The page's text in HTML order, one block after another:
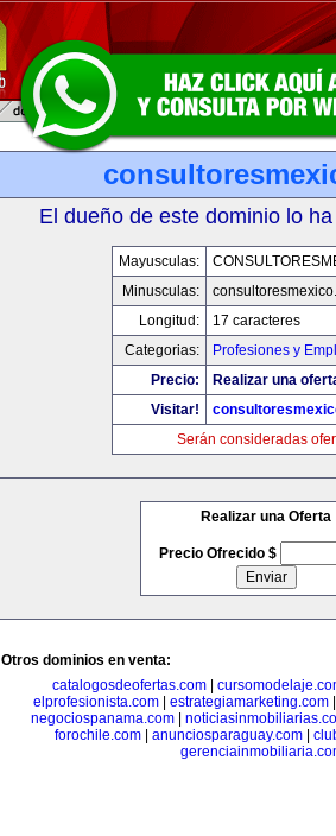
El dueño de este dominio lo
Mayusculas:
Minusculas:
Longitud:
17 caracteres
Categorias:
Profesiones y
Precio:
Realizar una
Visitar!
Serán consideradas
Realizar una Oferta
Precio Ofrecido $
Otros dominios en venta:
catalogosdeofertas.com|
elprofesionista.com
estrategiamarketing.com
negociospanama.com
forochile.com| anunciosparaguay.com|